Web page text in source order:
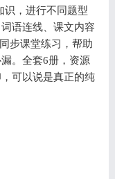
识，进行不同题型
语连线、课文内容
步课堂练习，帮助
。全套6册，资源
可以说是真正的纯